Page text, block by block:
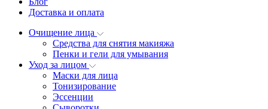
Доставка и оплата
Очищение лица
Средства для снятия макияжа
Пенки и гели для умывания
Уход за лицом
Маски для лица
Тонизирование
Эссенции